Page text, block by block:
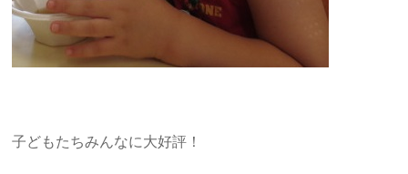
子どもたちみんなに大好評！